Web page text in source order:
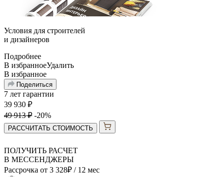
Условия для строителей
и дизайнеров
Подробнее
В избранноеУдалить
В избранное
Поделиться
7 лет гарантии
39 930 ₽
49 913₽ -20%
РАССЧИТАТЬ СТОИМОСТЬ
ПОЛУЧИТЬ РАСЧЕТ
В МЕССЕНДЖЕРЫ
Рассрочка от 3 328₽ / 12 мес